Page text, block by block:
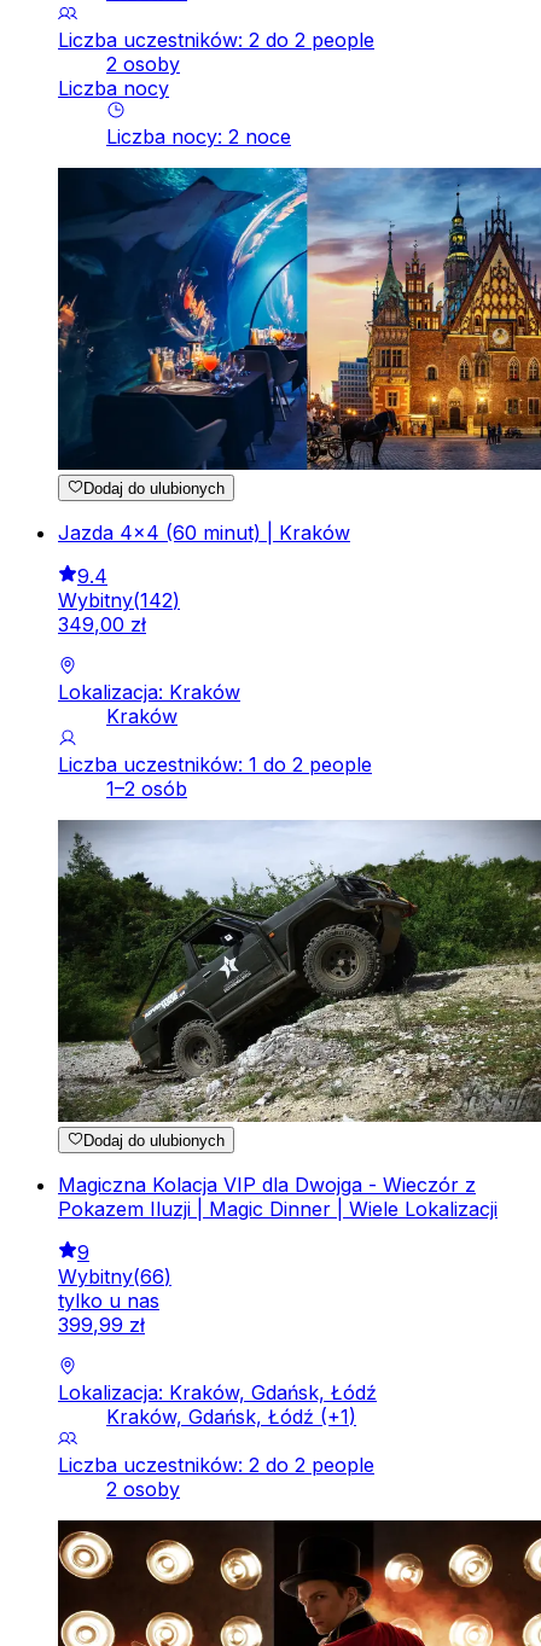
Liczba uczestników: 2 do 2 people
2 osoby
Liczba nocy
Liczba nocy: 2 noce
Dodaj do ulubionych
Jazda 4x4 (60 minut) | Kraków
9.4
Wybitny(142)
349,00 zł
Lokalizacja: Kraków
Kraków
Liczba uczestników: 1 do 2 people
1–2 osób
Dodaj do ulubionych
Magiczna Kolacja VIP dla Dwojga - Wieczór z
Pokazem Iluzji | Magic Dinner | Wiele Lokalizacji
9
Wybitny(66)
tylko u nas
399,99 zł
Lokalizacja: Kraków, Gdańsk, Łódź
Kraków, Gdańsk, Łódź (+1)
Liczba uczestników: 2 do 2 people
2 osoby